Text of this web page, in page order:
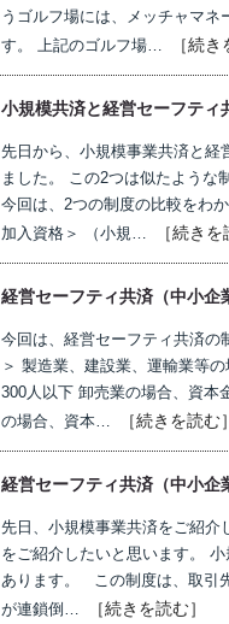
うゴルフ場には、メッチャマ
す。 上記のゴルフ場…
［続
小規模共済と経営セーフティ
先日から、小規模事業共済と経
ました。 この2つは似たような
今回は、2つの制度の比較をわ
加入資格＞ （小規…
［続き
経営セーフティ共済（中小
今回は、経営セーフティ共済の
＞ 製造業、建設業、運輸業等
300人以下 卸売業の場合、資本
の場合、資本…
［続きを読む
経営セーフティ共済（中小
先日、小規模事業共済をご紹介
をご紹介したいと思います。
あります。 この制度は、取引
が連鎖倒…
［続きを読む］